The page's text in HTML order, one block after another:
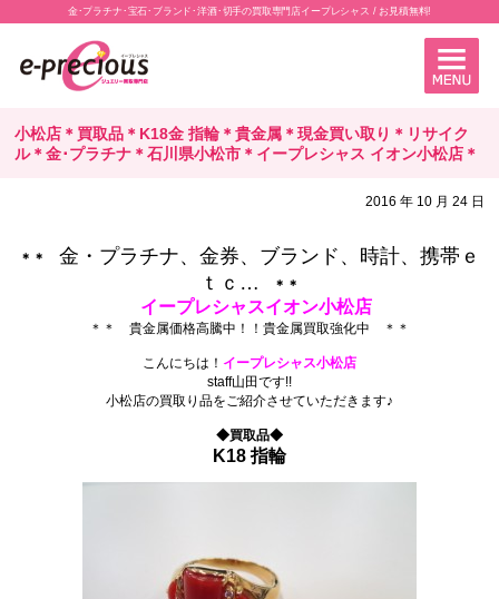
金･プラチナ･宝石･ブランド･洋酒･切手の買取専門店イープレシャス / お見積無料!
小松店＊買取品＊K18金 指輪＊貴金属＊現金買い取り＊リサイク
ル＊金･プラチナ＊石川県小松市＊イープレシャス イオン小松店＊
2016 年 10 月 24 日
＊ ＊ 金・プラチナ、金券、ブランド、時計、携帯ｅ
ｔｃ…
＊ ＊
イープレシャスイオン小松店
＊＊ 貴金属価格高騰中！！貴金属買取強化中 ＊＊
こんにちは！ イープレシャス小松店
staff山田です!!
小松店の買取り品をご紹介させていただきます♪
◆買取品◆
K18 指輪